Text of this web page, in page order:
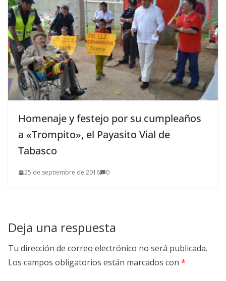
Homenaje y festejo por su cumpleaños
a «Trompito», el Payasito Vial de
Tabasco
25 de septiembre de 2016 0
Deja una respuesta
Tu dirección de correo electrónico no será publicada.
Los campos obligatorios están marcados con *